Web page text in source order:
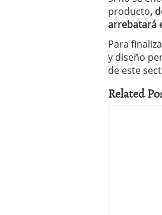
producto,
arrebatará
Para
y diseño
de este
Related